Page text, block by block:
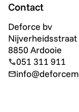
Contact
Deforce bv
Nijverheidsstraat
8850 Ardooie
051 311 911